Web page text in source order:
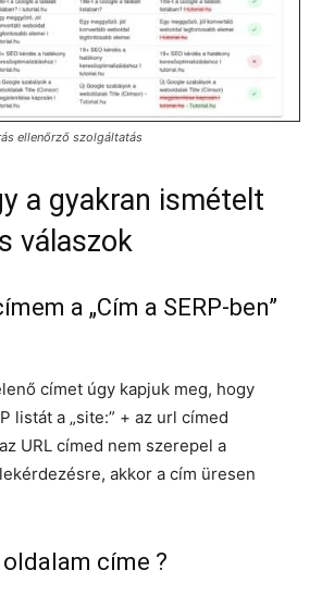
ellenőrző szolgáltatás
a gyakran ismételt
válaszok
a „Cím a SERP-ben”
címet úgy kapjuk meg, hogy
listát a „site:” + az url címed
URL címed nem szerepel a
akkor a cím üresen
címe ?